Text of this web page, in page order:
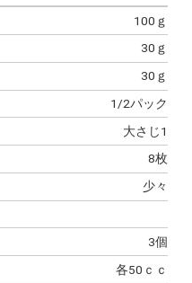
100ｇ
30ｇ
30ｇ
1/2パック
大さじ1
8枚
少々
3個
各50ｃｃ